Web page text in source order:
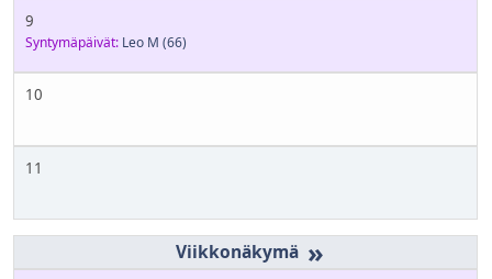
9
Syntymäpäivät: Leo M (66)
10
11
»